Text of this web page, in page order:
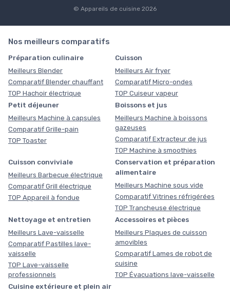
© Appareils de cuisine 2026
Nos meilleurs comparatifs
Préparation culinaire
Meilleurs Blender
Comparatif Blender chauffant
TOP Hachoir électrique
Cuisson
Meilleurs Air fryer
Comparatif Micro-ondes
TOP Cuiseur vapeur
Petit déjeuner
Meilleurs Machine à capsules
Comparatif Grille-pain
TOP Toaster
Boissons et jus
Meilleurs Machine à boissons
gazeuses
Comparatif Extracteur de jus
TOP Machine à smoothies
Cuisson conviviale
Meilleurs Barbecue électrique
Comparatif Grill électrique
TOP Appareil à fondue
Conservation et préparation
alimentaire
Meilleurs Machine sous vide
Comparatif Vitrines réfrigérées
TOP Trancheuse électrique
Nettoyage et entretien
Meilleurs Lave-vaisselle
Comparatif Pastilles lave-
vaisselle
TOP Lave-vaisselle
professionnels
Accessoires et pièces
Meilleurs Plaques de cuisson
amovibles
Comparatif Lames de robot de
cuisine
TOP Évacuations lave-vaisselle
Cuisine extérieure et plein air